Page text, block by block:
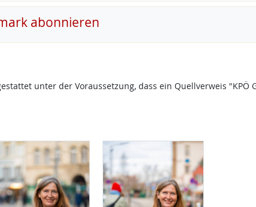
abonnieren
unter der Voraussetzung, dass ein Quellverweis